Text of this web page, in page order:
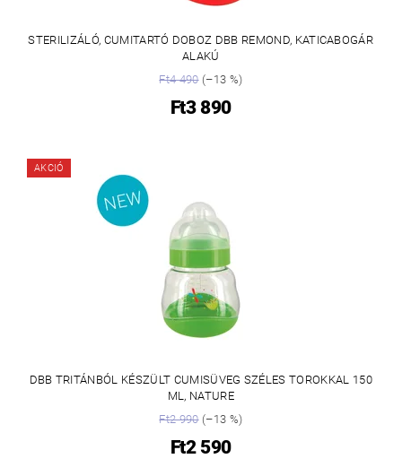
STERILIZÁLÓ, CUMITARTÓ DOBOZ DBB REMOND, KATICABOGÁR
ALAKÚ
Ft4 490(–13 %)
Ft3 890
AKCIÓ
DBB TRITÁNBÓL KÉSZÜLT CUMISÜVEG SZÉLES TOROKKAL 150
ML, NATURE
Ft2 990(–13 %)
Ft2 590